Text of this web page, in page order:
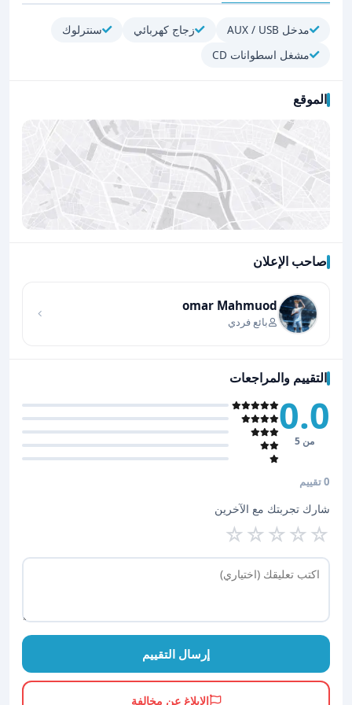
مدخل AUX / USB زجاج كهربائي
سنترلوك
مشغل اسطوانات CD
الموقع
صاحب الإعلان
omar Mahmuod
بائع فردي
التقييم والمراجعات
0.0
من 5
0 تقييم
شارك تجربتك مع الآخرين
☆
☆
☆
☆
☆
إرسال التقييم
الإبلاغ عن مخالفة